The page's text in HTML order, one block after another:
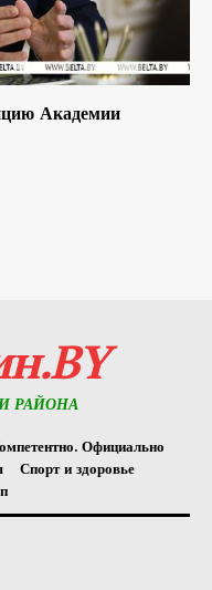
Академии
РАЙОНА
Официально
Спорт и здоровье